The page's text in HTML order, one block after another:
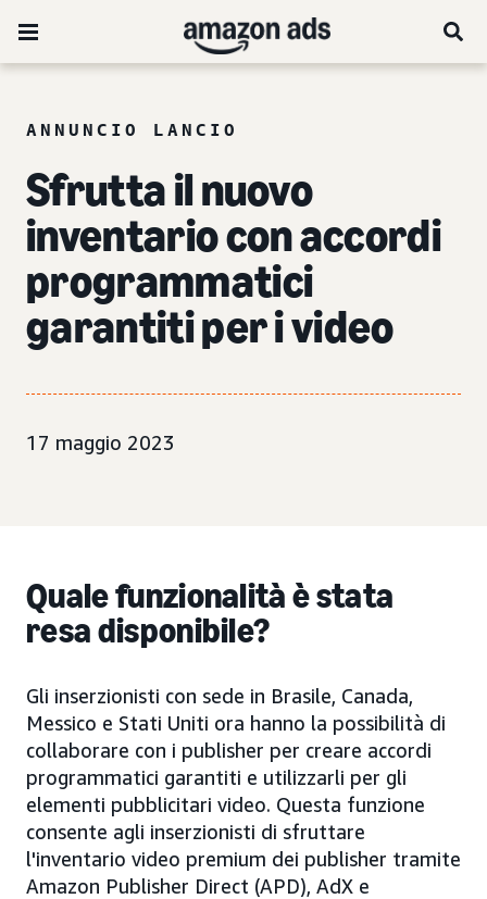
ANNUNCIO LANCIO
Sfrutta il nuovo
inventario con accordi
programmatici
garantiti per i video
17 maggio 2023
Quale funzionalità è stata
resa disponibile?
Gli inserzionisti con sede in Brasile, Canada,
Messico e Stati Uniti ora hanno la possibilità di
collaborare con i publisher per creare accordi
programmatici garantiti e utilizzarli per gli
elementi pubblicitari video. Questa funzione
consente agli inserzionisti di sfruttare
l'inventario video premium dei publisher tramite
Amazon Publisher Direct (APD), AdX e